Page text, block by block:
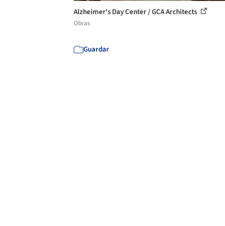
Alzheimer's Day Center / GCA Architects
Obras
Guardar